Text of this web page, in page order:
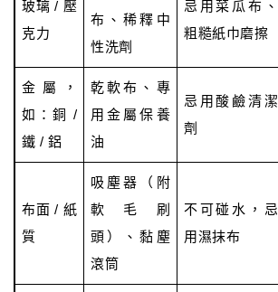
玻璃 / 壓
克力
布、稀釋中
性洗劑
忌用菜瓜布、
粗糙紙巾磨擦
金屬，
如：銅 /
鐵 / 鋁
乾軟布、專
用金屬保養
油
忌用酸鹼清潔
劑
布面 / 紙
質
吸塵器（附
軟毛刷
頭）、黏塵
滾筒
不可碰水，忌
用濕抹布